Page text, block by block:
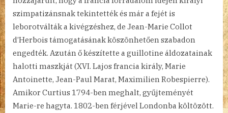
szimpatizánsnak tekintették és már a fejét is
leborotválták a kivégzéshez, de Jean-Marie Collot
d’Herbois támogatásának köszönhetően szabadon
engedték. Azután ő készítette a guillotine áldozatainak
halotti maszkját (XVI. Lajos francia király, Marie
Antoinette, Jean-Paul Marat, Maximilien Robespierre).
Amikor Curtius 1794-ben meghalt, gyűjteményét
Marie-re hagyta. 1802-ben férjével Londonba költözött.